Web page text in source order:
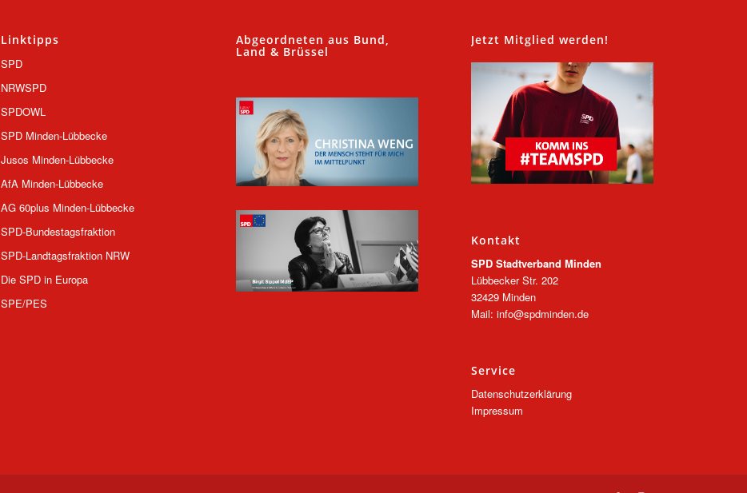
Linktipps
SPD
NRWSPD
SPDOWL
SPD Minden-Lübbecke
Jusos Minden-Lübbecke
AfA Minden-Lübbecke
AG 60plus Minden-Lübbecke
SPD-Bundestagsfraktion
SPD-Landtagsfraktion NRW
Die SPD in Europa
SPE/PES
Abgeordneten aus Bund,
Land & Brüssel
Jetzt Mitglied werden!
Kontakt
SPD Stadtverband Minden
Lübbecker Str. 202
32429 Minden
Mail: info@spdminden.de
Service
Datenschutzerklärung
Impressum